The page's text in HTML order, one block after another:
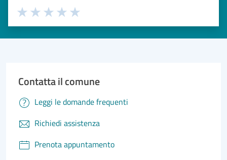
Valuta 5 stelle su 5
Valuta 4 stelle su 5
Valuta 3 stelle su 5
Valuta 2 stelle su 5
Valuta 1 stelle su 5
Contatta il comune
Leggi le domande frequenti
Richiedi assistenza
Prenota appuntamento